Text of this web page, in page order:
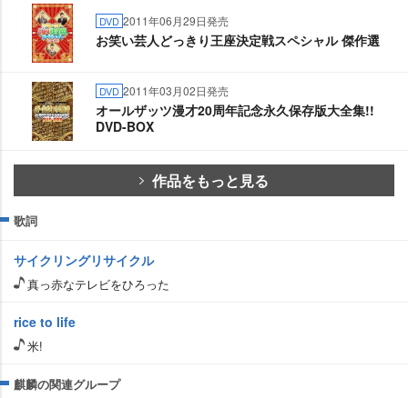
DVD 2011年06月29日発売
お笑い芸人どっきり王座決定戦スペシャル 傑作選
DVD 2011年03月02日発売
オールザッツ漫才20周年記念永久保存版大全集!!
DVD-BOX
作品をもっと見る
歌詞
サイクリングリサイクル
真っ赤なテレビをひろった
rice to life
米!
麒麟の関連グループ